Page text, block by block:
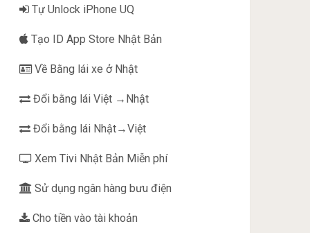
Tự Unlock iPhone UQ
Tạo ID App Store Nhật Bản
Về Bằng lái xe ở Nhật
Đổi bằng lái Việt →Nhật
Đổi bằng lái Nhật→Việt
Xem Tivi Nhật Bản Miễn phí
Sử dụng ngân hàng bưu điện
Cho tiền vào tài khoản